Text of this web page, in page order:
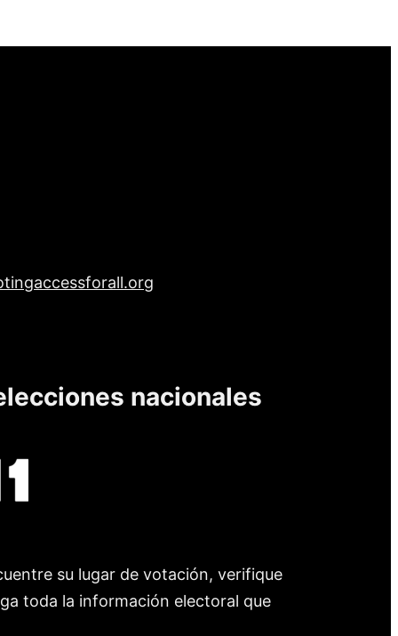
nacionales
su lugar de votación, verifique
toda la información electoral que